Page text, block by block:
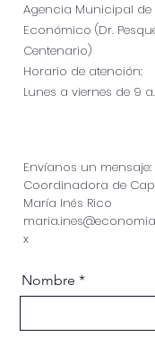
Agencia Municipal de
Económico (Dr.
Centenario)
Horario de atención:
Lunes a viernes de 9
Envíanos un mensaje:
Coordinadora de
María Inés Rico
x
Nombre